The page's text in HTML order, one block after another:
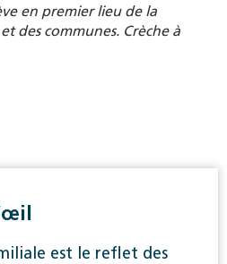
en premier lieu de la
des communes. Crèche à
est le reflet des